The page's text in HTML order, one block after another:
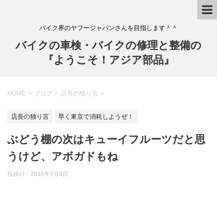
バイク界のヤフージャパンさんを目指します＾＾
バイクの車検・バイクの修理と整備の
『ようこそ！アジア部品』
HOME > ブログ > 店長の独り言 >
店長の独り言 早く東京で消耗しようぜ！
ぶどう棚の次はキューイフルーツだと思
うけど、アボガドもね
投稿日： 2016年9月9日